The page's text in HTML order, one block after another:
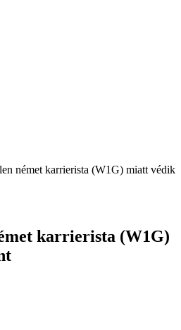
német karrierista (W1G) miatt védik
karrierista (W1G)